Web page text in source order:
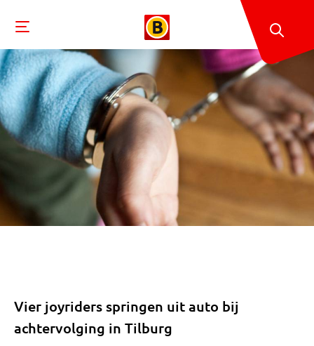
Vier joyriders springen uit auto bij
achtervolging in Tilburg